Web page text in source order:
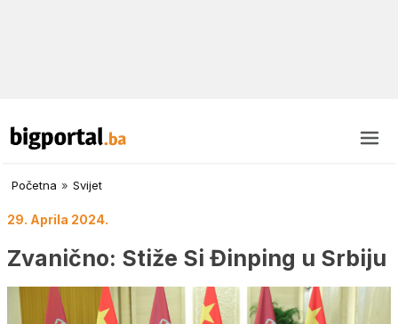
Početna » Svijet
29. Aprila 2024.
Zvanično: Stiže Si Đinping u Srbiju